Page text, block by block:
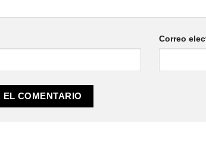
Correo